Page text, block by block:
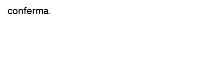
conferma.